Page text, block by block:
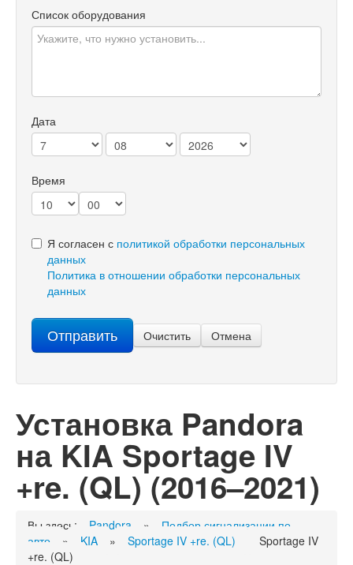
Список оборудования
Дата
Время
Я согласен с политикой обработки персональных
данных
Политика в отношении обработки персональных
данных
Отправить Очистить Отмена
Установка Pandora
на KIA Sportage IV
+re. (QL) (2016–2021)
Вы здесь: Pandora »
Подбор сигнализации по
авто
» KIA » Sportage IV +re. (QL)
Sportage IV
+re. (QL)